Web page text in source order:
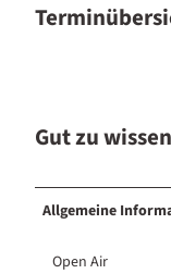
Gut zu wissen
Allgemeine
Open Air